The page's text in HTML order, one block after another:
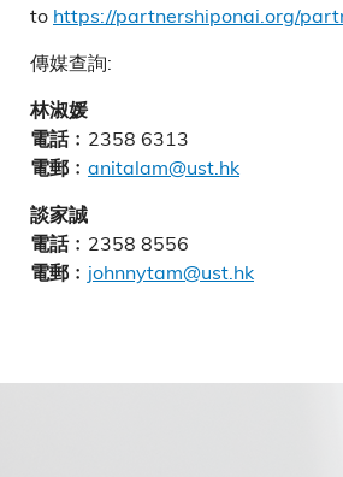
to https://partnershiponai.org/
傳媒查詢:
林淑媛
電話﹕ 2358 6313
電郵﹕ anitalam@ust.hk
談家誠
電話﹕ 2358 8556
電郵﹕ johnnytam@ust.hk